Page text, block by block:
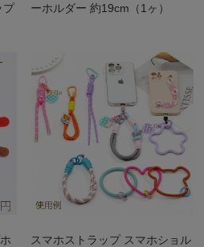
プ
ーホルダー 約19cm（1ヶ）
スマホストラップ スマホショル